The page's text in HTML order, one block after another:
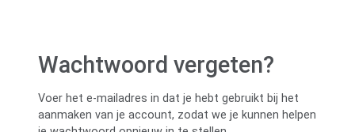
Wachtwoord vergeten?
Voer het e-mailadres in dat je hebt gebruikt bij het
aanmaken van je account, zodat we je kunnen helpen